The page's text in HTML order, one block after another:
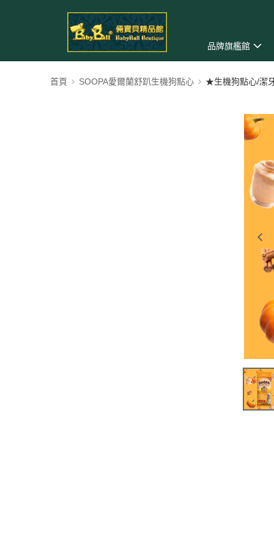
品牌旗艦館
首頁 SOOPA愛爾蘭舒趴生機狗點心 ★生機狗點心/潔